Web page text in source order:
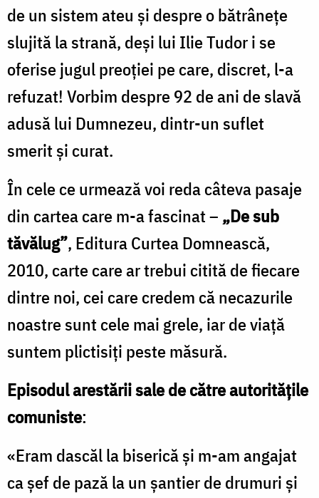
de un sistem ateu și despre o bătrânețe
slujită la strană, deși lui Ilie Tudor i se
oferise jugul preoției pe care, discret, l-a
refuzat! Vorbim despre 92 de ani de slavă
adusă lui Dumnezeu, dintr-un suflet
smerit și curat.
În cele ce urmează voi reda câteva pasaje
din cartea care m-a fascinat – „De sub
tăvălug”, Editura Curtea Domnească,
2010, carte care ar trebui citită de fiecare
dintre noi, cei care credem că necazurile
noastre sunt cele mai grele, iar de viață
suntem plictisiți peste măsură.
Episodul arestării sale de către autoritățile
comuniste:
«Eram dascăl la biserică şi m-am angajat
ca şef de pază la un şantier de drumuri şi